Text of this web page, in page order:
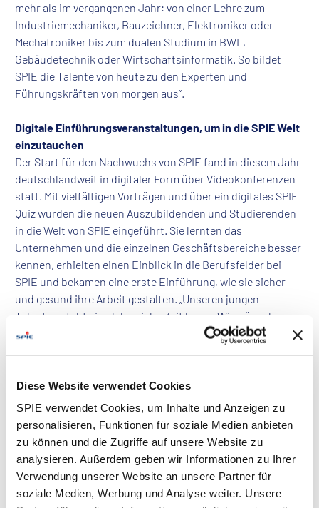
Diese Website verwendet Cookies
SPIE verwendet Cookies, um Inhalte und Anzeigen zu
personalisieren, Funktionen für soziale Medien anbieten
zu können und die Zugriffe auf unsere Website zu
analysieren. Außerdem geben wir Informationen zu Ihrer
Verwendung unserer Website an unsere Partner für
soziale Medien, Werbung und Analyse weiter. Unsere
mehr als im vergangenen Jahr: von einer Lehre zum
Industriemechaniker, Bauzeichner, Elektroniker oder
Mechatroniker bis zum dualen Studium in BWL,
Gebäudetechnik oder Wirtschaftsinformatik. So bildet
SPIE die Talente von heute zu den Experten und
Führungskräften von morgen aus“.
Digitale Einführungsveranstaltungen, um in die SPIE Welt
einzutauchen
Der Start für den Nachwuchs von SPIE fand in diesem Jahr
deutschlandweit in digitaler Form über Videokonferenzen
statt. Mit vielfältigen Vorträgen und über ein digitales SPIE
Quiz wurden die neuen Auszubildenden und Studierenden
in die Welt von SPIE eingeführt. Sie lernten das
Unternehmen und die einzelnen Geschäftsbereiche besser
kennen, erhielten einen Einblick in die Berufsfelder bei
SPIE und bekamen eine erste Einführung, wie sie sicher
und gesund ihre Arbeit gestalten. „Unseren jungen
Talenten steht eine lehrreiche Zeit bevor. Wir wünschen
allen viel Erfolg und Spaß bei ihrer Ausbildung und freuen
Deutschland & Zentraleuropa.
Mehr über die Ausbildung bei SPIE:
https://spie.de/karriere/ausbildung-duales-studium